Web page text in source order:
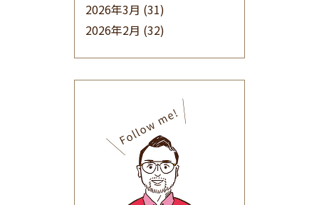
2026年3月 (31)
2026年2月 (32)
(32)
2025年9月(30)
2025年8月(31)
2025年7月(37)
2025年6月(48)